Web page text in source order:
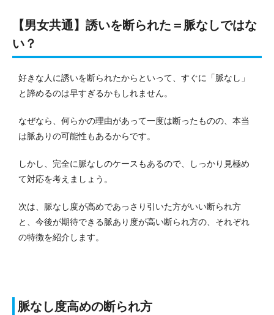
【男女共通】誘いを断られた＝脈なしではな
い？
好きな人に誘いを断られたからといって、すぐに「脈なし」
と諦めるのは早すぎるかもしれません。
なぜなら、何らかの理由があって一度は断ったものの、本当
は脈ありの可能性もあるからです。
しかし、完全に脈なしのケースもあるので、しっかり見極め
て対応を考えましょう。
次は、脈なし度が高めであっさり引いた方がいい断られ方
と、今後が期待できる脈あり度が高い断られ方の、それぞれ
の特徴を紹介します。
脈なし度高めの断られ方